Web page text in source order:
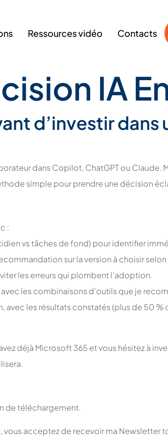
Ressources vidéo Contacts
IA
d’investir dans
dans Copilot, ChatGPT ou Claude.
simple pour prendre une décision
:
vs tâches de fond) pour identifier
sur la version à choisir
les erreurs qui plombent l’adoption.
les combinaisons d’outils que je
avec les résultats constatés (plus de 50
déjà Microsoft 365 et vous hésitez à
de téléchargement.
vous acceptez de recevoir ma Newsletter